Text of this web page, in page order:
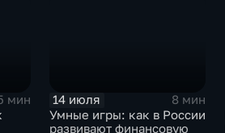
мин
14 июля
8 мин
Умные игры: как в России
развивают финансовую